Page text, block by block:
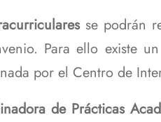
se podrán
Para ello existe
por el Centro de
de Prácticas